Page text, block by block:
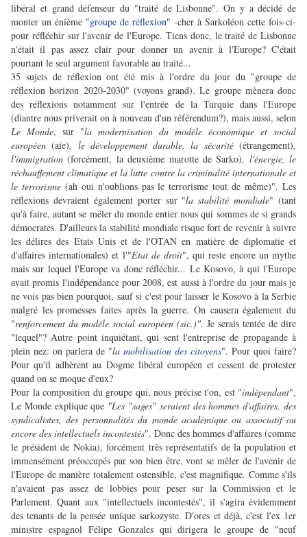
libéral et grand défenseur du "traité de Lisbonne". On y a décidé de
monter un énième "groupe de réflexion" -cher à Sarkoléon cette fois-ci-
pour réfléchir sur l'avenir de l'Europe. Tiens donc, le traité de Lisbonne
n'était il pas assez clair pour donner un avenir à l'Europe? C'était
pourtant le seul argument favorable au traité...
35 sujets de réflexion ont été mis à l'ordre du jour du "groupe de
réflexion horizon 2020-2030" (voyons grand). Le groupe mènera donc
des réflexions notamment sur l'entrée de la Turquie dans l'Europe
(diantre nous priverait on à nouveau d'un référendum?), mais aussi, selon
Le Monde, sur "la modernisation du modèle économique et social
européen (aïe), le développement durable, la sécurité(étrangement),
l'immigration (forcément, la deuxième marotte de Sarko), l'énergie, le
réchauffement climatique et la lutte contre la criminalité internationale et
le terrorisme (ah oui n'oublions pas le terrorisme tout de même)". Les
réflexions devraient également porter sur "la stabilité mondiale" (tant
qu'à faire, autant se mêler du monde entier nous qui sommes de si grands
démocrates. D'ailleurs la stabilité mondiale risque fort de revenir à suivre
les délires des Etats Unis et de l'OTAN en matière de diplomatie et
d'affaires internationales) et l'"Etat de droit", qui reste encore un mythe
mais sur lequel l'Europe va donc réfléchir... Le Kosovo, à qui l'Europe
avait promis l'indépendance pour 2008, est aussi à l'ordre du jour mais je
ne vois pas bien pourquoi, sauf si c'est pour laisser le Kosovo à la Serbie
malgré les promesses faites après la guerre. On causera également du
"renforcement du modèle social européen (sic.)". Je serais tentée de dire
"lequel"? Autre point inquiétant, qui sent l'entreprise de propagande à
plein nez: on parlera de "la mobilisation des citoyens". Pour quoi faire?
Pour qu'il adhèrent au Dogme libéral européen et cessent de protester
quand on se moque d'eux?
Pour la composition du groupe qui, nous précise t'on, est "indépendant",
Le Monde explique que "Les "sages" seraient des hommes d'affaires, des
syndicalistes, des personnalités du monde académique ou associatif ou
encore des intellectuels incontestés". Donc des hommes d'affaires (comme
le président de Nokia), forcément très représentatifs de la population et
immensément préoccupés par son bien être, vont se mêler de l'avenir de
l'Europe de manière totalement ostensible, c'est magnifique. Comme s'ils
n'avaient pas assez de lobbies pour peser sur la Commission et le
Parlement. Quant aux "intellectuels incontestés", il s'agira évidemment
des tenants de la pensée unique sarkozyste. D'ores et déjà, c'est l'ex 1er
ministre espagnol Félipe Gonzales qui dirigera le groupe de "neuf